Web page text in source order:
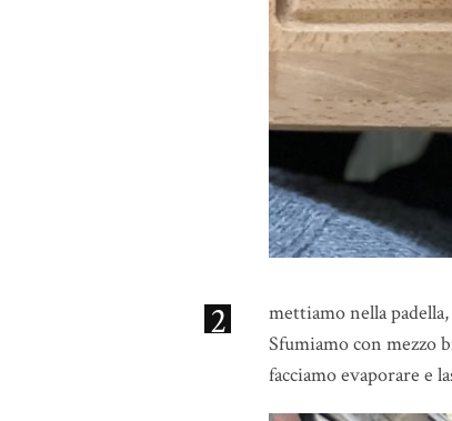
2
mettiamo nella
Sfumiamo con mezzo
facciamo evaporare e